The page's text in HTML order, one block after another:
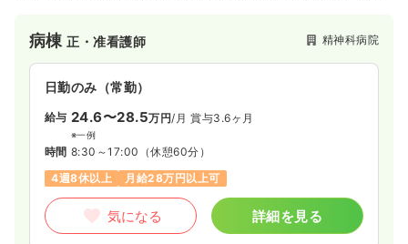
その他 正看護師 一般＋療養
日勤のみ（常勤）
給与 25.0〜30.0万円/月 賞与2.23ヶ月
※一例
時間 9:00～17:00 （休憩60分）
土日祝休み
年間休日124日
担当業務未経験可
月給30万円以上可
気になる 詳細を見る
です。
病棟正・准看護師 精神科病院
日勤のみ（常勤）
給与 24.6〜28.5万円/月 賞与3.6ヶ月
※一例
時間 8:30～17:00 （休憩60分）
4週8休以上
月給28万円以上可
気になる 詳細を見る